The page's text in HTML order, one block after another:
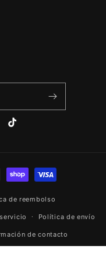
TikTok
de reembolso
Política de envío
de contacto